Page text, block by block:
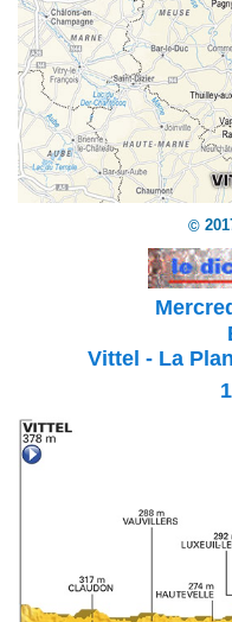
©
Vittel - La